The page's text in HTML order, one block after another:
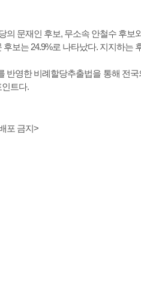
문재인 후보, 무소속 안철수 후보
보는 24.9%로 나타났다. 지지하는
반영한 비례할당추출법을 통해 전
인트다.
포 금지>